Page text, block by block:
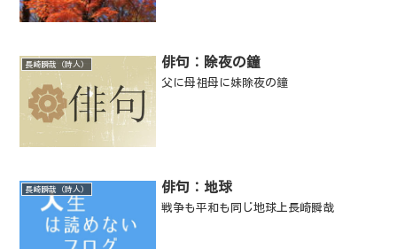
長崎瞬哉（詩人） 俳句：除夜の鐘
父に母祖母に妹除夜の鐘
長崎瞬哉（詩人） 俳句：地球
戦争も平和も同じ地球上長崎瞬哉